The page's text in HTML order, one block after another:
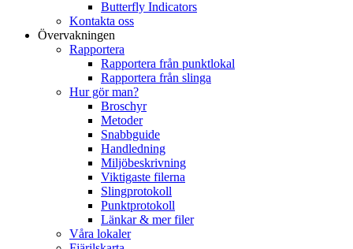
Butterfly Indicators
Kontakta oss
Övervakningen
Rapportera
Rapportera från punktlokal
Rapportera från slinga
Hur gör man?
Broschyr
Metoder
Snabbguide
Handledning
Miljöbeskrivning
Viktigaste filerna
Slingprotokoll
Punktprotokoll
Länkar & mer filer
Våra lokaler